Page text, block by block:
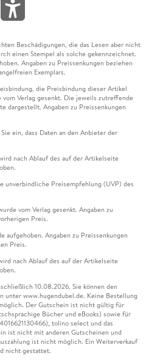
Beschädigungen, die das Lesen aber nicht
einen Stempel als solche gekennzeichnet.
Angaben zu Preissenkungen beziehen
Exemplars.
die Preisbindung dieser Artikel
Verlag gesenkt. Die jeweils zutreffende
dargestellt. Angaben zu Preissenkungen
ein, dass Daten an den Anbieter der
nach Ablauf des auf der Artikelseite
unverbindliche Preisempfehlung (UVP) des
vom Verlag gesenkt. Angaben zu
Preis.
aufgehoben. Angaben zu Preissenkungen
Preis.
nach Ablauf des auf der Artikelseite
10.08.2026. Sie können den
unter www.hugendubel.de. Keine Bestellung
Der Gutschein ist nicht gültig für
Bücher und eBooks) sowie für
tolino select und das
ist nicht mit anderen Gutscheinen und
ist nicht möglich. Ein Weiterverkauf
nicht gestattet.